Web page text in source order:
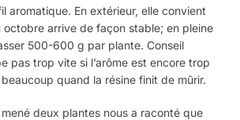
aromatique. En extérieur, elle convient
octobre arrive de façon stable; en pleine
500-600 g par plante. Conseil
pas trop vite si l’arôme est encore trop
quand la résine finit de mûrir.
deux plantes nous a raconté que